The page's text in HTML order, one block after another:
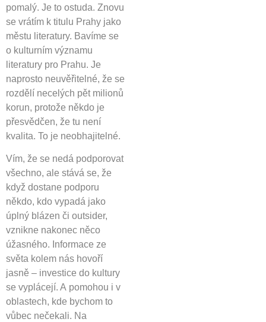
pomalý. Je to ostuda. Znovu
se vrátím k titulu Prahy jako
městu literatury. Bavíme se
o kulturním významu
literatury pro Prahu. Je
naprosto neuvěřitelné, že se
rozdělí necelých pět milionů
korun, protože někdo je
přesvědčen, že tu není
kvalita. To je neobhajitelné.
Vím, že se nedá podporovat
všechno, ale stává se, že
když dostane podporu
někdo, kdo vypadá jako
úplný blázen či outsider,
vznikne nakonec něco
úžasného. Informace ze
světa kolem nás hovoří
jasně – investice do kultury
se vyplácejí. A pomohou i v
oblastech, kde bychom to
vůbec nečekali. Na